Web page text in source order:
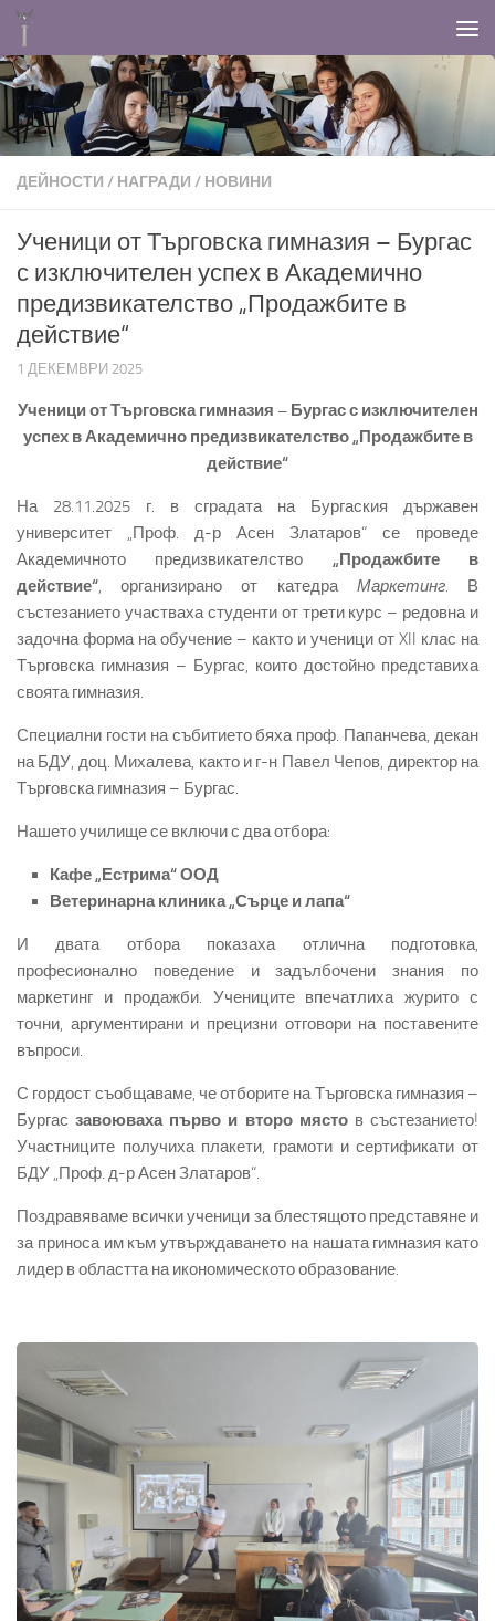
ДЕЙНОСТИ / НАГРАДИ / НОВИНИ
Ученици от Търговска гимназия – Бургас
с изключителен успех в Академично
предизвикателство „Продажбите в
действие“
1 ДЕКЕМВРИ 2025
Ученици от Търговска гимназия – Бургас с изключителен
успех в Академично предизвикателство „Продажбите в
действие“
На 28.11.2025 г. в сградата на Бургаския държавен
университет „Проф. д-р Асен Златаров“ се проведе
Академичното предизвикателство „Продажбите в
действие“, организирано от катедра Маркетинг. В
състезанието участваха студенти от трети курс – редовна и
задочна форма на обучение – както и ученици от XII клас на
Търговска гимназия – Бургас, които достойно представиха
своята гимназия.
Специални гости на събитието бяха проф. Папанчева, декан
на БДУ, доц. Михалева, както и г-н Павел Чепов, директор на
Търговска гимназия – Бургас.
Нашето училище се включи с два отбора:
Кафе„Естрима“ ООД
Ветеринарна клиника „Сърце и лапа“
И двата отбора показаха отлична подготовка,
професионално поведение и задълбочени знания по
маркетинг и продажби. Учениците впечатлиха журито с
точни, аргументирани и прецизни отговори на поставените
въпроси.
С гордост съобщаваме, че отборите на Търговска гимназия –
Бургасзавоюваха първо и второ мястов състезанието!
Участниците получиха плакети, грамоти и сертификати от
БДУ „Проф. д-р Асен Златаров“.
Поздравяваме всички ученици за блестящото представяне и
за приноса им към утвърждаването на нашата гимназия като
лидер в областта на икономическото образование.